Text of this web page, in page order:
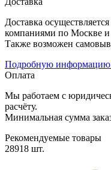
Доставка
компаниями по Москве и
Также возможен
Подробную информацию
Оплата
Мы работаем с
расчёту.
Минимальная сумма
Рекомендуемые товары
28918 шт.